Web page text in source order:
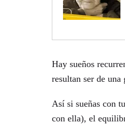
Hay sueños
resultan ser de
Así si sueñas con
con ella), el